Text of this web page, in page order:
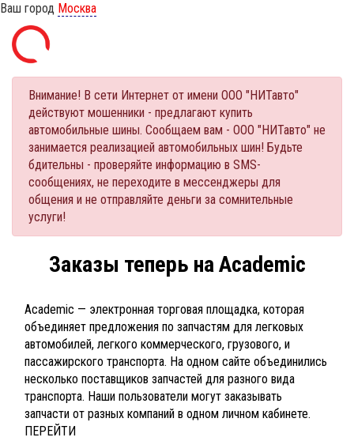
Ваш город Москва
Внимание! В сети Интернет от имени ООО "НИТавто"
действуют мошенники - предлагают купить
автомобильные шины. Сообщаем вам - ООО "НИТавто" не
занимается реализацией автомобильных шин! Будьте
бдительны - проверяйте информацию в SMS-
сообщениях, не переходите в мессенджеры для
общения и не отправляйте деньги за сомнительные
услуги!
Заказы теперь на Academic
Academic — электронная торговая площадка, которая
объединяет предложения по запчастям для легковых
автомобилей, легкого коммерческого, грузового, и
пассажирского транспорта. На одном сайте объединились
несколько поставщиков запчастей для разного вида
транспорта. Наши пользователи могут заказывать
запчасти от разных компаний в одном личном кабинете.
ПЕРЕЙТИ